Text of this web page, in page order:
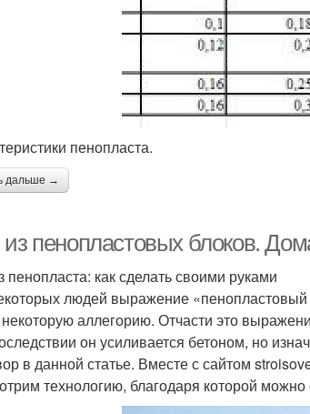
пенопласта.
дальше →
пенопластовых блоков.
пенопласта: как сделать своими руками
людей выражение
аллегорию. Отчасти это
он усиливается бетоном, но
в данной статье. Вместе с сайтом
технологию, благодаря которой